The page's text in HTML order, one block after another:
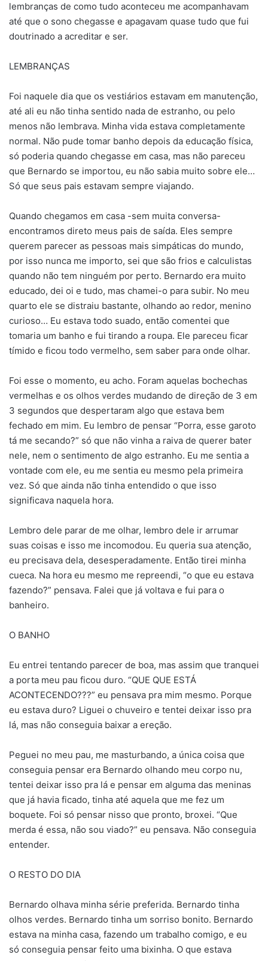
lembranças de como tudo aconteceu me acompanhavam
até que o sono chegasse e apagavam quase tudo que fui
doutrinado a acreditar e ser.
LEMBRANÇAS
Foi naquele dia que os vestiários estavam em manutenção,
até ali eu não tinha sentido nada de estranho, ou pelo
menos não lembrava. Minha vida estava completamente
normal. Não pude tomar banho depois da educação física,
só poderia quando chegasse em casa, mas não pareceu
que Bernardo se importou, eu não sabia muito sobre ele…
Só que seus pais estavam sempre viajando.
Quando chegamos em casa -sem muita conversa-
encontramos direto meus pais de saída. Eles sempre
querem parecer as pessoas mais simpáticas do mundo,
por isso nunca me importo, sei que são frios e calculistas
quando não tem ninguém por perto. Bernardo era muito
educado, dei oi e tudo, mas chamei-o para subir. No meu
quarto ele se distraiu bastante, olhando ao redor, menino
curioso… Eu estava todo suado, então comentei que
tomaria um banho e fui tirando a roupa. Ele pareceu ficar
tímido e ficou todo vermelho, sem saber para onde olhar.
Foi esse o momento, eu acho. Foram aquelas bochechas
vermelhas e os olhos verdes mudando de direção de 3 em
3 segundos que despertaram algo que estava bem
fechado em mim. Eu lembro de pensar “Porra, esse garoto
tá me secando?” só que não vinha a raiva de querer bater
nele, nem o sentimento de algo estranho. Eu me sentia a
vontade com ele, eu me sentia eu mesmo pela primeira
vez. Só que ainda não tinha entendido o que isso
significava naquela hora.
Lembro dele parar de me olhar, lembro dele ir arrumar
suas coisas e isso me incomodou. Eu queria sua atenção,
eu precisava dela, desesperadamente. Então tirei minha
cueca. Na hora eu mesmo me repreendi, “o que eu estava
fazendo?” pensava. Falei que já voltava e fui para o
banheiro.
O BANHO
Eu entrei tentando parecer de boa, mas assim que tranquei
a porta meu pau ficou duro. “QUE QUE ESTÁ
ACONTECENDO???” eu pensava pra mim mesmo. Porque
eu estava duro? Liguei o chuveiro e tentei deixar isso pra
lá, mas não conseguia baixar a ereção.
Peguei no meu pau, me masturbando, a única coisa que
conseguia pensar era Bernardo olhando meu corpo nu,
tentei deixar isso pra lá e pensar em alguma das meninas
que já havia ficado, tinha até aquela que me fez um
boquete. Foi só pensar nisso que pronto, broxei. “Que
merda é essa, não sou viado?” eu pensava. Não conseguia
entender.
O RESTO DO DIA
Bernardo olhava minha série preferida. Bernardo tinha
olhos verdes. Bernardo tinha um sorriso bonito. Bernardo
estava na minha casa, fazendo um trabalho comigo, e eu
só conseguia pensar feito uma bixinha. O que estava